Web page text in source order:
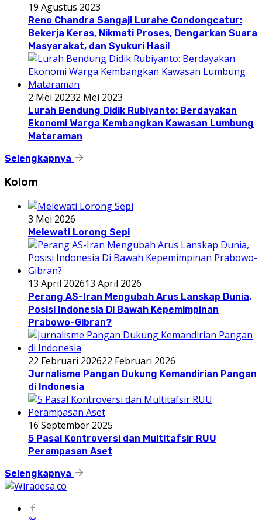
19 Agustus 2023
Reno Chandra Sangaji Lurahe Condongcatur:
Bekerja Keras, Nikmati Proses, Dengarkan Suara
Masyarakat, dan Syukuri Hasil
2 Mei 20232 Mei 2023
Lurah Bendung Didik Rubiyanto: Berdayakan
Ekonomi Warga Kembangkan Kawasan Lumbung
Mataraman
Selengkapnya
Kolom
3 Mei 2026
Melewati Lorong Sepi
13 April 202613 April 2026
Perang AS-Iran Mengubah Arus Lanskap Dunia,
Posisi Indonesia Di Bawah Kepemimpinan
Prabowo-Gibran?
22 Februari 202622 Februari 2026
Jurnalisme Pangan Dukung Kemandirian Pangan
di Indonesia
16 September 2025
5 Pasal Kontroversi dan Multitafsir RUU
Perampasan Aset
Selengkapnya